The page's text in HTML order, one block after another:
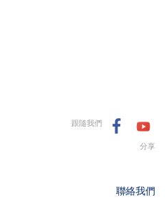
跟隨我們
分享
聯絡我們